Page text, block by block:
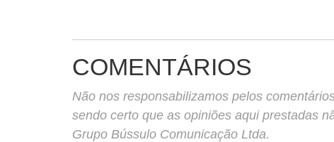
COMENTÁRIOS
Não nos responsabilizamos pelos
sendo certo que as opiniões aqui prestadas
Grupo Bússulo Comunicação Ltda.